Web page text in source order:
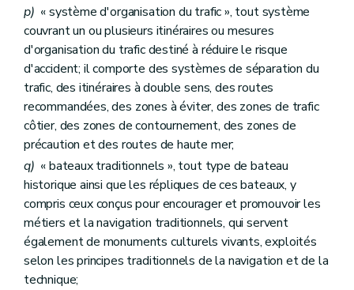
p) « système d'organisation du trafic », tout système
couvrant un ou plusieurs itinéraires ou mesures
d'organisation du trafic destiné à réduire le risque
d'accident; il comporte des systèmes de séparation du
trafic, des itinéraires à double sens, des routes
recommandées, des zones à éviter, des zones de trafic
côtier, des zones de contournement, des zones de
précaution et des routes de haute mer;
q) « bateaux traditionnels », tout type de bateau
historique ainsi que les répliques de ces bateaux, y
compris ceux conçus pour encourager et promouvoir les
métiers et la navigation traditionnels, qui servent
également de monuments culturels vivants, exploités
selon les principes traditionnels de la navigation et de la
technique;